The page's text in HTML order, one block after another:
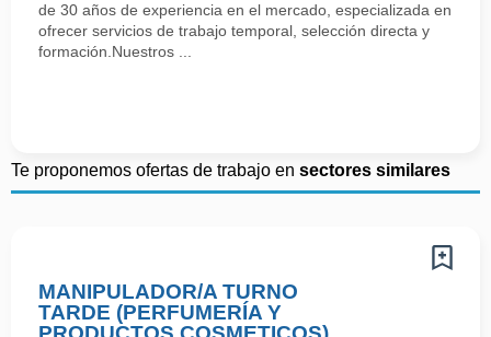
de 30 años de experiencia en el mercado, especializada en
ofrecer servicios de trabajo temporal, selección directa y
formación.Nuestros ...
Te proponemos ofertas de trabajo en sectores similares
MANIPULADOR/A TURNO
TARDE (PERFUMERÍA Y